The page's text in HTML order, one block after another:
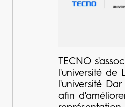
TECNO
l'université de
l'université
afin